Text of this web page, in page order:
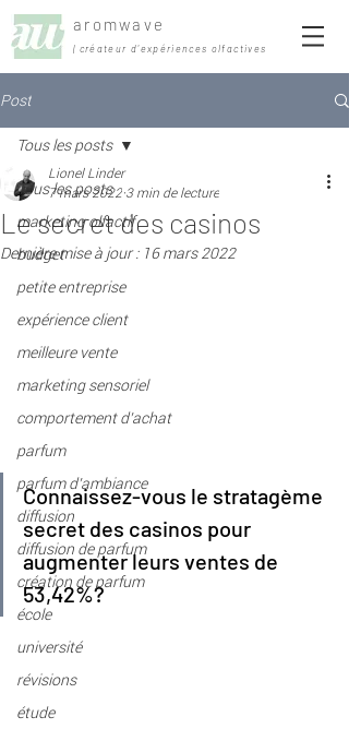
aromwave
| créateur d'expériences olfactives
Post
Tous les posts
marketing olfactif
budget
petite entreprise
expérience client
meilleure vente
marketing sensoriel
comportement d'achat
parfum
parfum d'ambiance
diffusion
diffusion de parfum
création de parfum
école
université
révisions
étude
Tous les posts
Le secret des casinos
Lionel Linder
7 mars 2022 3 min de lecture
Dernière mise à jour : 16 mars 2022
Connaissez-vous le stratagème
secret des casinos pour
augmenter leurs ventes de
53,42%?